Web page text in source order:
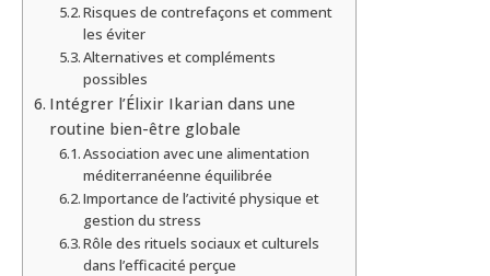
Risques de contrefaçons et comment
les éviter
Alternatives et compléments
possibles
Intégrer l’Élixir Ikarian dans une
routine bien-être globale
Association avec une alimentation
méditerranéenne équilibrée
Importance de l’activité physique et
gestion du stress
Rôle des rituels sociaux et culturels
dans l’efficacité perçue